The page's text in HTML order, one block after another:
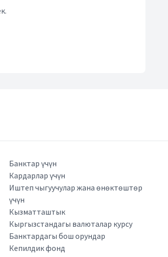
Банктар үчүн
Кардарлар үчүн
Иштеп чыгуучулар жана өнөктөштөр
үчүн
Кызматташтык
Кыргызстандагы валюталар курсу
Банктардагы бош орундар
Кепилдик фонд